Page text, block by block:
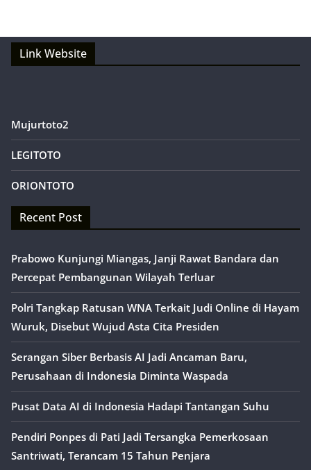
Link Website
Mujurtoto2
LEGITOTO
ORIONTOTO
Recent Post
Prabowo Kunjungi Miangas, Janji Rawat Bandara dan
Percepat Pembangunan Wilayah Terluar
Polri Tangkap Ratusan WNA Terkait Judi Online di Hayam
Wuruk, Disebut Wujud Asta Cita Presiden
Serangan Siber Berbasis AI Jadi Ancaman Baru,
Perusahaan di Indonesia Diminta Waspada
Pusat Data AI di Indonesia Hadapi Tantangan Suhu
Pendiri Ponpes di Pati Jadi Tersangka Pemerkosaan
Santriwati, Terancam 15 Tahun Penjara